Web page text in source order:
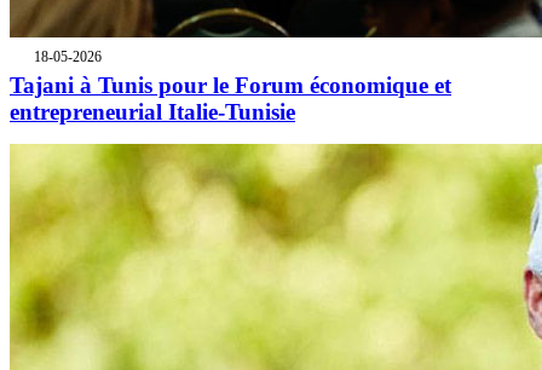
18-05-2026
Tajani à Tunis pour le Forum économique et
entrepreneurial Italie-Tunisie